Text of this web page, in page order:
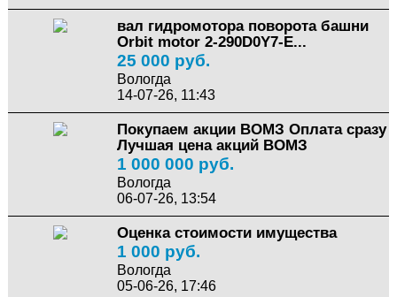
вал гидромотора поворота башни
Orbit motor 2-290D0Y7-E...
25 000 руб.
Вологда
14-07-26, 11:43
Покупаем акции ВОМЗ Оплата сразу
Лучшая цена акций ВОМЗ
1 000 000 руб.
Вологда
06-07-26, 13:54
Оценка стоимости имущества
1 000 руб.
Вологда
05-06-26, 17:46